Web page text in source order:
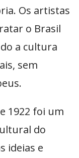
Os artistas
o Brasil
a cultura
sem
1922 foi um
do
ideias e